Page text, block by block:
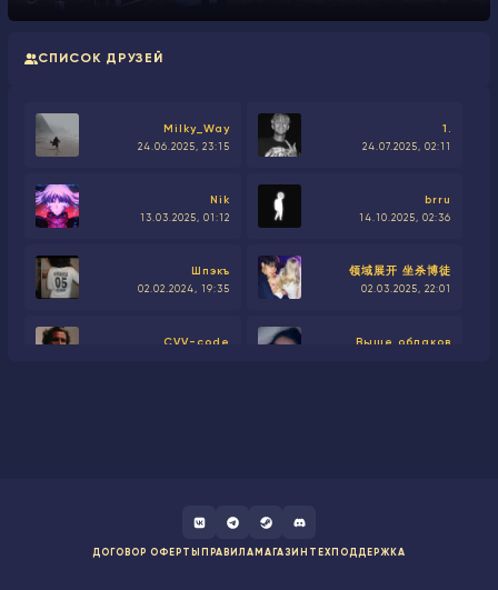
СПИСОК ДРУЗЕЙ
Milky_Way
24.06.2025, 23:15
1.
24.07.2025, 02:11
Nik
13.03.2025, 01:12
brru
14.10.2025, 02:36
Шпэкъ
02.02.2024, 19:35
领域展开 坐杀博徒
02.03.2025, 22:01
CVV-code Выше облаков
ДОГОВОР ОФЕРТЫ ПРАВИЛА МАГАЗИН ТЕХПОДДЕРЖКА